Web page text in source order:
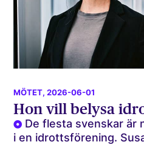
MÖTET, 2026-06-01
Hon vill belysa
De flesta svenskar är
i en idrottsförening.